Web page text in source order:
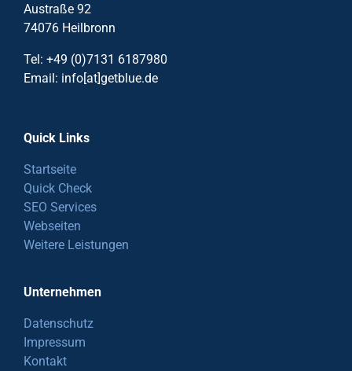
Austraße 92
74076 Heilbronn
Tel: +49 (0)7131 6187980
Email: info[at]getblue.de
Quick Links
Startseite
Quick Check
SEO Services
Webseiten
Weitere Leistungen
Unternehmen
Datenschutz
Impressum
Kontakt